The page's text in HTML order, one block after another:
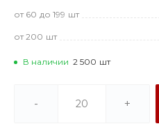
от 60 до 199 шт
от 200 шт
В наличии 2 500 шт
- +